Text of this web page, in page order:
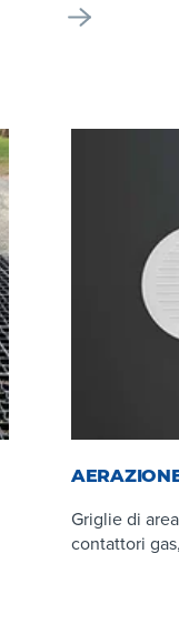
Griglie di
contattori